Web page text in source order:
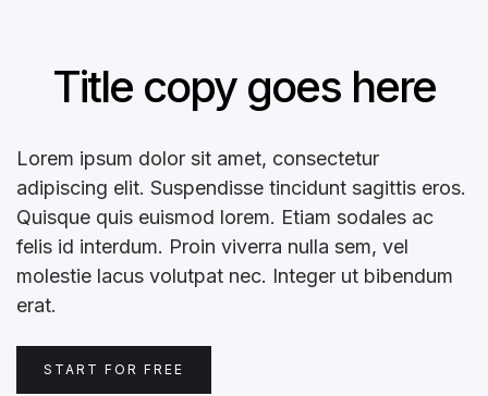
Title copy goes here
Lorem ipsum dolor sit amet, consectetur
adipiscing elit. Suspendisse tincidunt sagittis eros.
Quisque quis euismod lorem. Etiam sodales ac
felis id interdum. Proin viverra nulla sem, vel
molestie lacus volutpat nec. Integer ut bibendum
erat.
START FOR FREE